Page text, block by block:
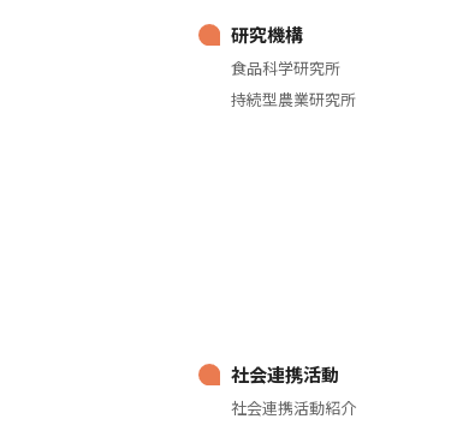
研究機構
食品科学研究所
持続型農業研究所
社会連携活動
社会連携活動紹介